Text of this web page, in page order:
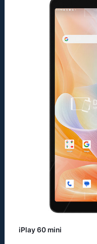
iPlay 60 mini